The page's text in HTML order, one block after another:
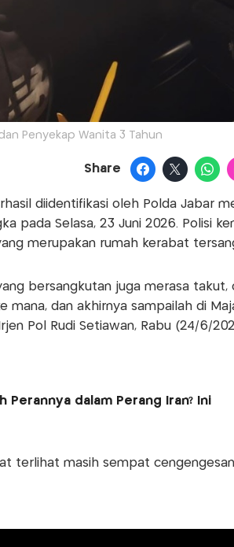
Penyekap Wanita 3 Tahun
Share
diidentifikasi oleh Polda Jabar
pada Selasa, 23 Juni 2026. Polisi
merupakan rumah kerabat
bersangkutan juga merasa takut,
mana, dan akhirnya sampailah di
Pol Rudi Setiawan, Rabu (24/6/
Perannya dalam Perang Iran? Ini
terlihat masih sempat cengengesan